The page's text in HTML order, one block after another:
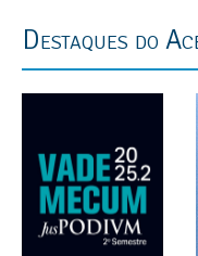
Destaques do